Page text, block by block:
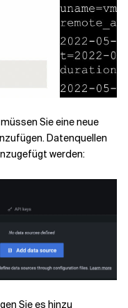
Sie eine neue
Datenquellen
werden:
Sie es hinzu